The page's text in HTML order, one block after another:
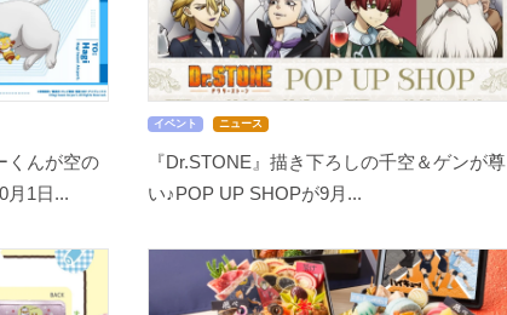
くんが空の
月1日...
イベント ニュース
『Dr.STONE』描き下ろしの千空＆ゲンが尊
い♪POP UP SHOPが9月...